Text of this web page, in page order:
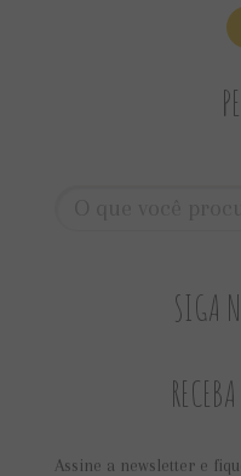
SIGA
Assine a newsletter e